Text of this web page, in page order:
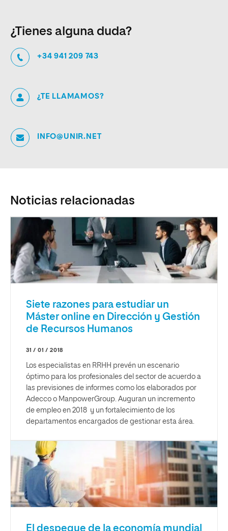
¿Tienes alguna duda?
+34 941 209 743
¿TE LLAMAMOS?
INFO@UNIR.NET
Noticias relacionadas
Siete razones para estudiar un
Máster online en Dirección y Gestión
de Recursos Humanos
31 / 01 / 2018
Los especialistas en RRHH prevén un escenario
óptimo para los profesionales del sector de acuerdo a
las previsiones de informes como los elaborados por
Adecco o ManpowerGroup. Auguran un incremento
de empleo en 2018 y un fortalecimiento de los
departamentos encargados de gestionar esta área.
El despegue de la economía mundial